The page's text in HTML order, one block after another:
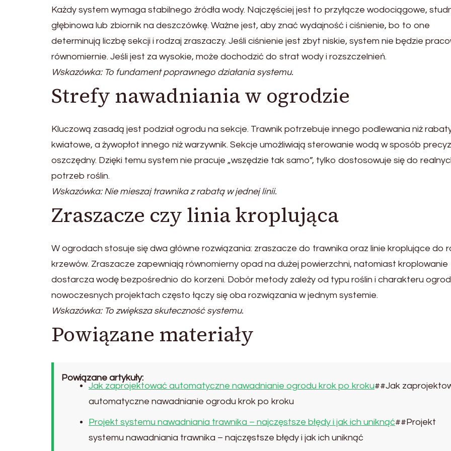
Każdy system wymaga stabilnego źródła wody. Najczęściej jest to przyłącze wodociągowe,
głębinowa lub zbiornik na deszczówkę. Ważne jest, aby znać wydajność i ciśnienie, bo to one
determinują liczbę sekcji i rodzaj zraszaczy. Jeśli ciśnienie jest zbyt niskie, system nie będzie
równomiernie. Jeśli jest za wysokie, może dochodzić do strat wody i rozszczelnień.
Wskazówka: To fundament poprawnego działania systemu.
Strefy nawadniania w ogrodzie
Kluczową zasadą jest podział ogrodu na sekcje. Trawnik potrzebuje innego podlewania niż
kwiatowe, a żywopłot innego niż warzywnik. Sekcje umożliwiają sterowanie wodą w sposób
oszczędny. Dzięki temu system nie pracuje „wszędzie tak samo”, tylko dostosowuje się do
potrzeb roślin.
Wskazówka: Nie mieszaj trawnika z rabatą w jednej linii.
Zraszacze czy linia kroplująca
W ogrodach stosuje się dwa główne rozwiązania: zraszacze do trawnika oraz linie kroplujące do
krzewów. Zraszacze zapewniają równomierny opad na dużej powierzchni, natomiast kroplowanie
dostarcza wodę bezpośrednio do korzeni. Dobór metody zależy od typu roślin i charakteru
nowoczesnych projektach często łączy się oba rozwiązania w jednym systemie.
Wskazówka: To zwiększa skuteczność systemu.
Powiązane materiały
Powiązane artykuły:
Jak zaprojektować automatyczne nawadnianie ogrodu krok po kroku##Jak
automatyczne nawadnianie ogrodu krok po kroku
Projekt systemu nawadniania trawnika – najczęstsze błędy i jak ich uniknąć##Projekt
systemu nawadniania trawnika – najczęstsze błędy i jak ich uniknąć